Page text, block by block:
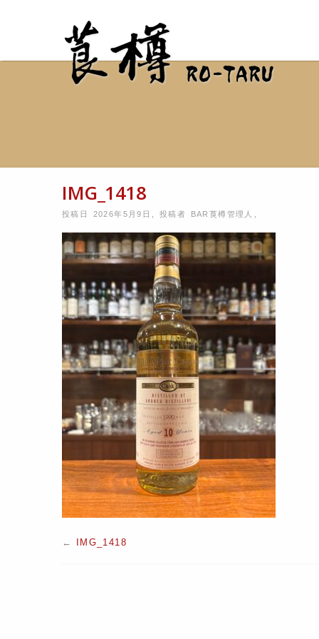
IMG_1418
投稿日 2026年5月9日 ,投稿者 BAR莨樽管理人
← IMG_1418